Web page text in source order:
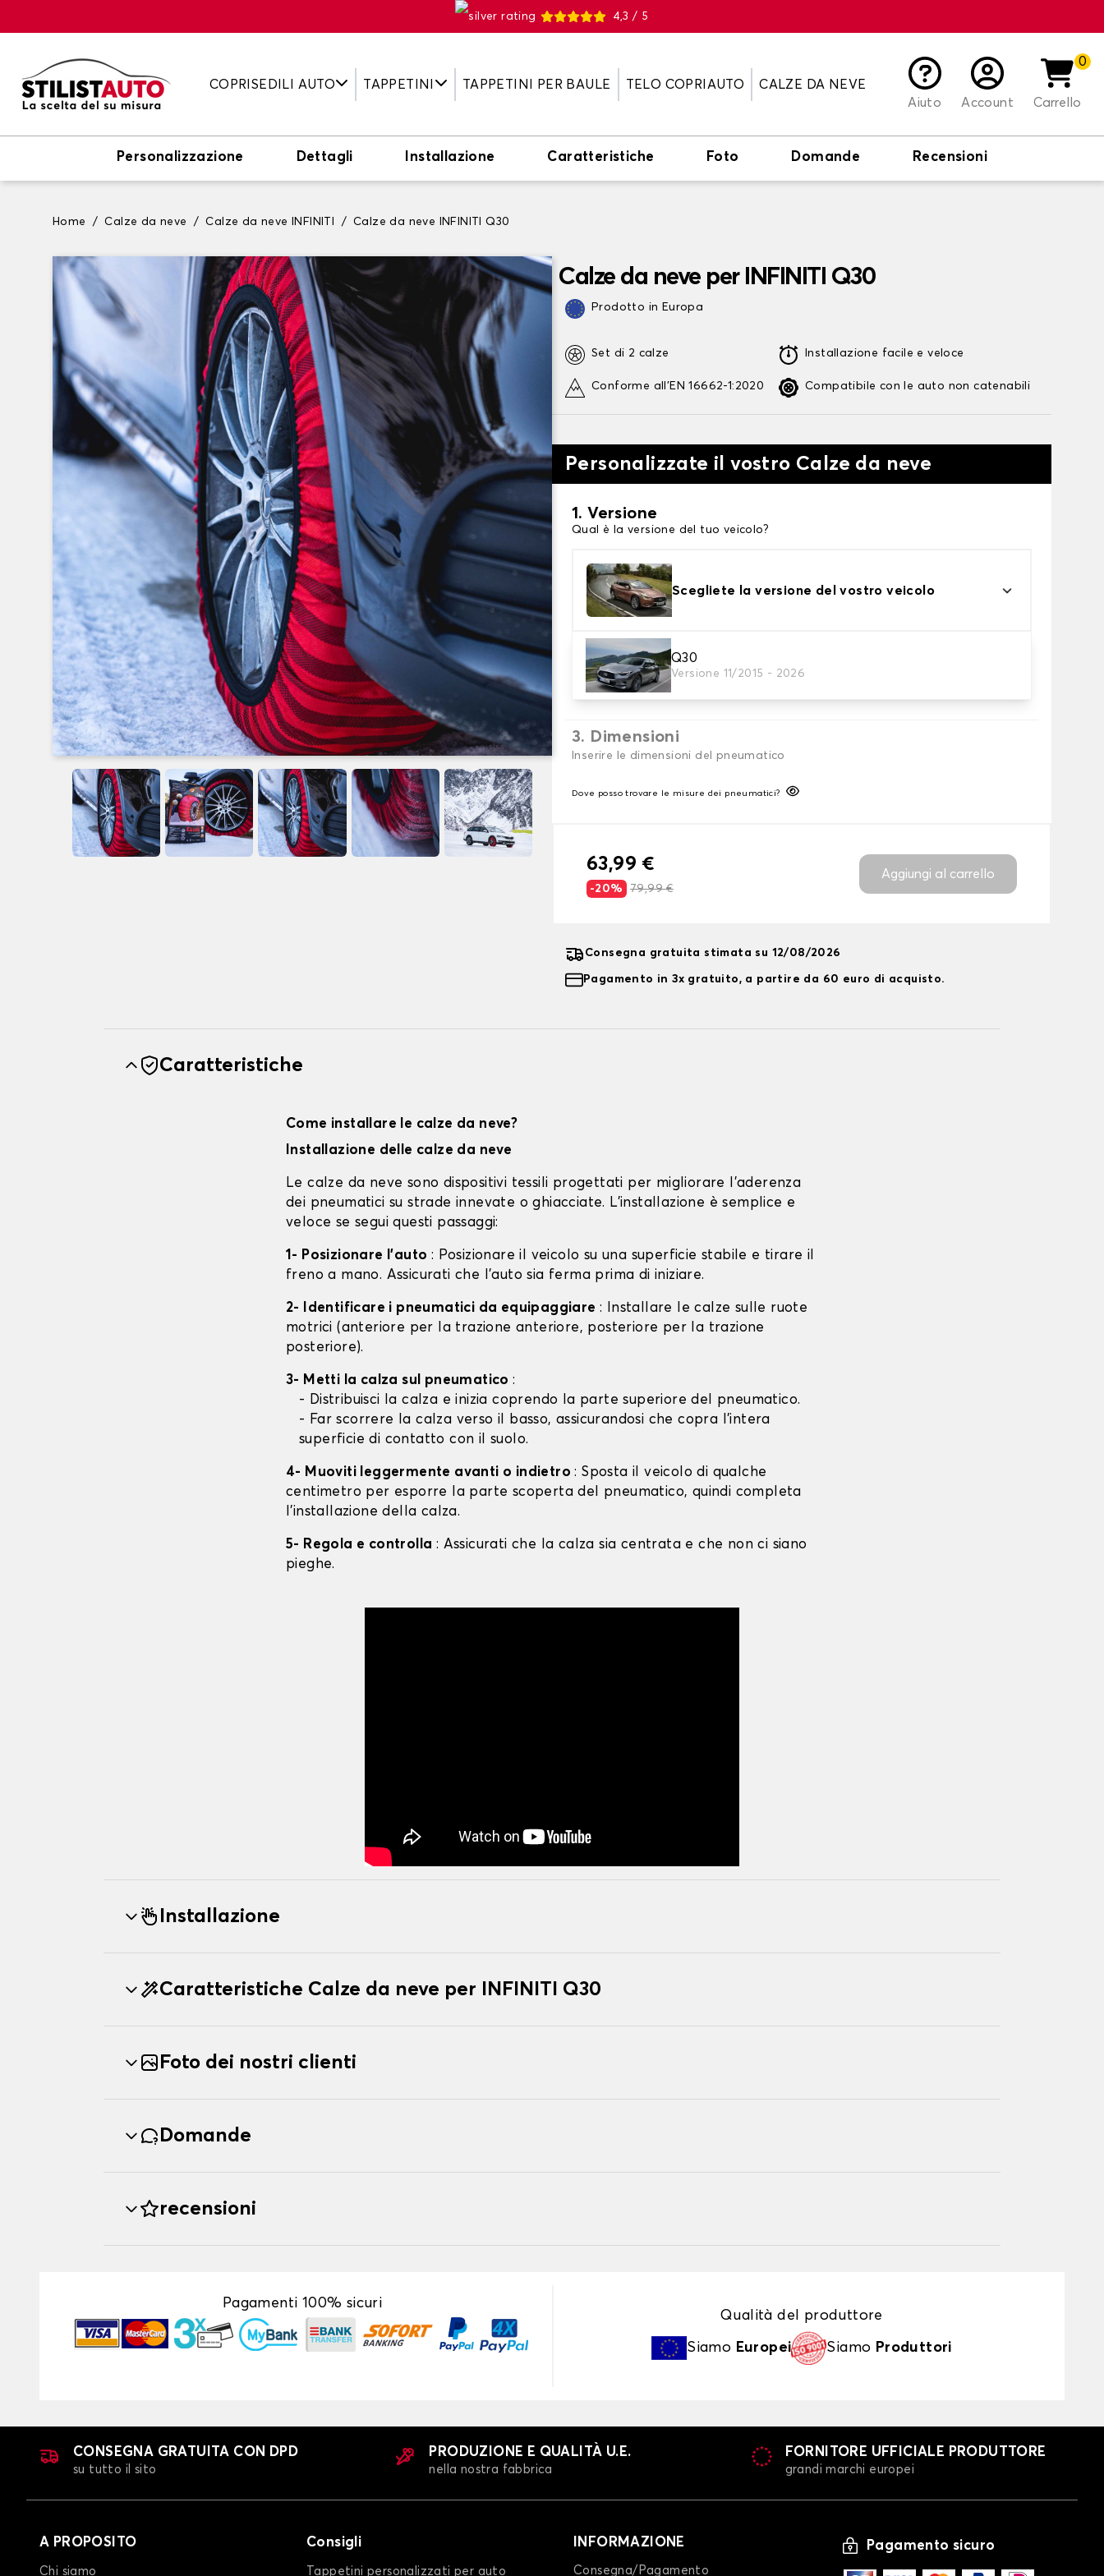
4,3 / 5
COPRISEDILI AUTO TAPPETINI TAPPETINI PER BAULE TELO COPRIAUTO
CALZE DA NEVE
Aiuto
Account
0
Carrello
Personalizzazione Dettagli Installazione Caratteristiche Foto Domande Recensioni
Home Calze da neve Calze da neve INFINITI Calze da neve INFINITI Q30
Calze da neve per INFINITI Q30
Prodotto in Europa
Set di 2 calze
Conforme all'EN 16662-1:2020
Installazione facile e veloce
Compatibile con le auto non catenabili
Personalizzate il vostro Calze da neve
1. Versione
Qual è la versione del tuo veicolo?
Scegliete la versione del vostro veicolo
Q30
Versione 11/2015 - 2026
2. Finitura a calza
Scegli le calze da neve adatte alle tue necessità
3. Dimensioni
Inserire le dimensioni del pneumatico
Dove posso trovare le misure dei pneumatici?
63,99 €
-20% 79,99 €
Aggiungi al carrello
Consegna gratuita stimata su 12/08/2026
Pagamento in 3x gratuito, a partire da 60 euro di acquisto.
Caratteristiche
Come installare le calze da neve?
Installazione delle calze da neve
Le calze da neve sono dispositivi tessili progettati per migliorare l'aderenza
dei pneumatici su strade innevate o ghiacciate. L'installazione è semplice e
veloce se segui questi passaggi:
1- Posizionare l'auto : Posizionare il veicolo su una superficie stabile e tirare il
freno a mano. Assicurati che l'auto sia ferma prima di iniziare.
2- Identificare i pneumatici da equipaggiare : Installare le calze sulle ruote
motrici (anteriore per la trazione anteriore, posteriore per la trazione
posteriore).
3- Metti la calza sul pneumatico:
- Distribuisci la calza e inizia coprendo la parte superiore del pneumatico.
- Far scorrere la calza verso il basso, assicurandosi che copra l'intera
superficie di contatto con il suolo.
4- Muoviti leggermente avanti o indietro: Sposta il veicolo di qualche
centimetro per esporre la parte scoperta del pneumatico, quindi completa
l'installazione della calza.
5- Regola e controlla : Assicurati che la calza sia centrata e che non ci siano
pieghe.
Installazione
Caratteristiche Calze da neve per INFINITI Q30
Foto dei nostri clienti
Domande
recensioni
Pagamenti 100% sicuri
Qualità del produttore
Siamo Europei Siamo Produttori
CONSEGNA GRATUITA CON DPD
su tutto il sito
PRODUZIONE E QUALITÀ U.E.
nella nostra fabbrica
FORNITORE UFFICIALE PRODUTTORE
grandi marchi europei
A PROPOSITO
Chi siamo
Consigli
Tappetini personalizzati per auto
INFORMAZIONE
Consegna/Pagamento
Pagamento sicuro